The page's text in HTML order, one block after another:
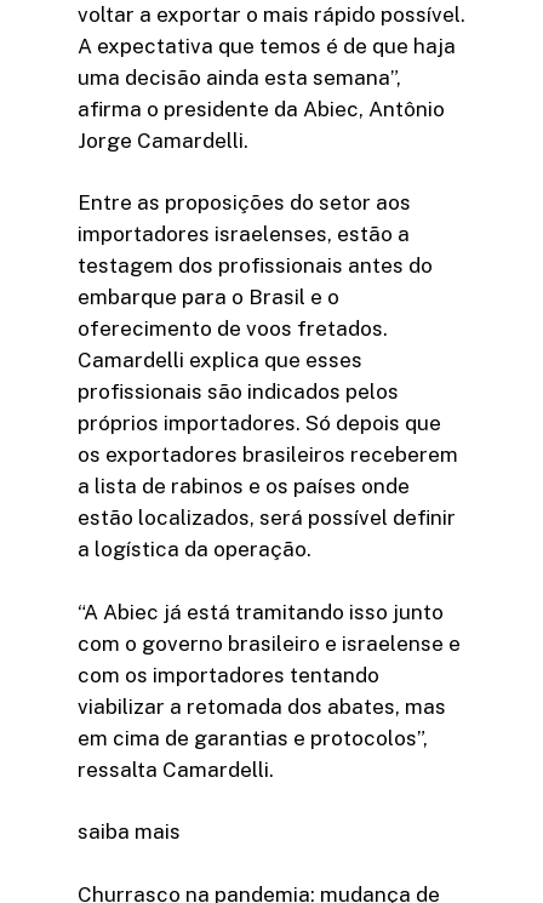
voltar a exportar o mais rápido possível.
A expectativa que temos é de que haja
uma decisão ainda esta semana”,
afirma o presidente da Abiec, Antônio
Jorge Camardelli.
Entre as proposições do setor aos
importadores israelenses, estão a
testagem dos profissionais antes do
embarque para o Brasil e o
oferecimento de voos fretados.
Camardelli explica que esses
profissionais são indicados pelos
próprios importadores. Só depois que
os exportadores brasileiros receberem
a lista de rabinos e os países onde
estão localizados, será possível definir
a logística da operação.
“A Abiec já está tramitando isso junto
com o governo brasileiro e israelense e
com os importadores tentando
viabilizar a retomada dos abates, mas
em cima de garantias e protocolos”,
ressalta Camardelli.
saiba mais
Churrasco na pandemia: mudança de